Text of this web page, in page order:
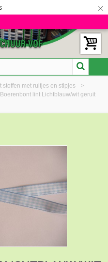
×
stoffen met ruitjes en stipjes
>
Boerenbont lint Lichtblauw/wit geruit